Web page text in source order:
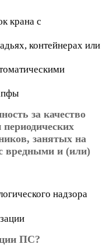
крана с
контейнерах или
за качество
занятых на
вредными и (или)
надзора
ПС?